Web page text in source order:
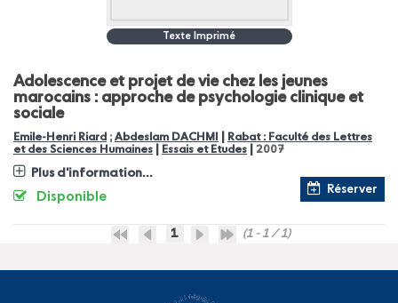
Texte Imprimé
Adolescence et projet de vie chez les jeunes
marocains : approche de psychologie clinique et
sociale
Emile-Henri Riard ; Abdeslam DACHMI
Rabat : Faculté des Lettres
et des Sciences Humaines
Essais et Etudes 2007
Plus d'information...
Réserver
Disponible
1 (1 - 1 / 1)